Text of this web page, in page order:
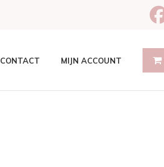
CONTACT MIJN ACCOUNT